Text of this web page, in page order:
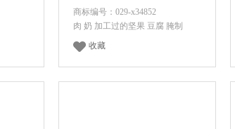
商标编号：029-x34852
肉 奶 加工过的坚果 豆腐 腌制
收藏